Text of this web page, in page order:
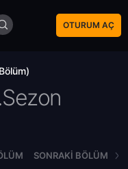
OTURUM AÇ
SONRAKI BÖLÜM